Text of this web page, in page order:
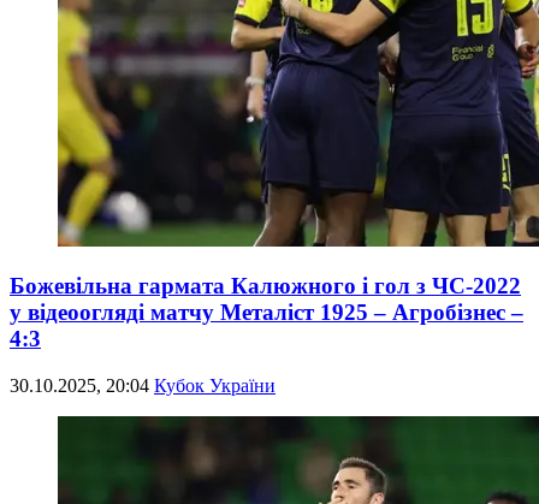
Божевільна гармата Калюжного і гол з ЧС-2022
у відеоогляді матчу Металіст 1925 – Агробізнес –
4:3
30.10.2025, 20:04 Кубок України